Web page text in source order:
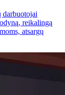
darbuotojai
reikalingą
atsargų